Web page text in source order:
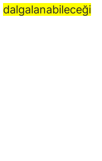
dalgalanabileceği